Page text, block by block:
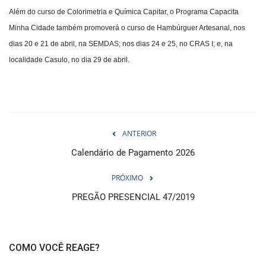
Além do curso de Colorimetria e Química Capitar, o Programa Capacita
Minha Cidade também promoverá o curso de Hambúrguer Artesanal, nos
dias 20 e 21 de abril, na SEMDAS; nos dias 24 e 25, no CRAS I; e, na
localidade Casulo, no dia 29 de abril.
ANTERIOR
Calendário de Pagamento 2026
PRÓXIMO
PREGÃO PRESENCIAL 47/2019
COMO VOCÊ REAGE?